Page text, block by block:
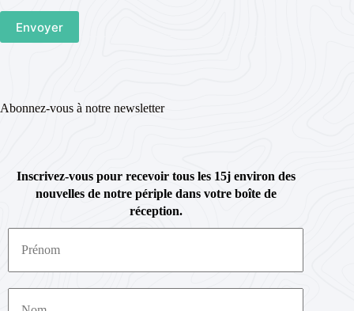
Abonnez-vous à notre newsletter
Inscrivez-vous pour recevoir tous les 15j environ des
nouvelles de notre périple dans votre boîte de
réception.